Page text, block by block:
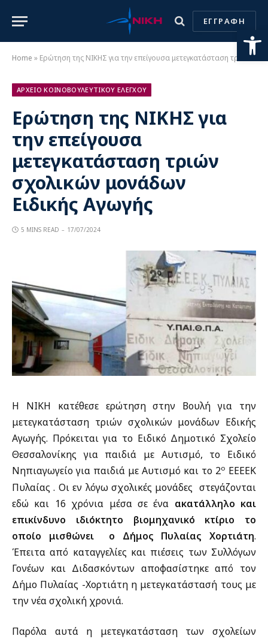
ΕΓΓΡΑΦΗ
Home » Ερώτηση της ΝΙΚΗΣ για την επείγουσα μετεγκατάσταση τριών σχολικών μονάδων Ειδικής Αγωγής
ΑΡΧΕΙΟ ΚΟΙΝΟΒΟΥΛΕΥΤΙΚΟΥ ΕΛΕΓΧΟΥ
Ερώτηση της ΝΙΚΗΣ για
την επείγουσα
μετεγκατάσταση τριών
σχολικών μονάδων
Ειδικής Αγωγής
5 MINS READ 17/07/2024
Η ΝΙΚΗ κατέθεσε ερώτηση στην Βουλή για την
μετεγκατάσταση τριών σχολικών μονάδων Εδικής
Αγωγής. Πρόκειται για το Ειδικό Δημοτικό Σχολείο
Θεσσαλονίκης για παιδιά με Αυτισμό, το Ειδικό
Νηπιαγωγείο για παιδιά με Αυτισμό και το 2ο ΕΕΕΕΚ
Πυλαίας . Οι εν λόγω σχολικές μονάδες στεγάζονται
εδώ και 16 χρόνια μέσα σε ένα ακατάλληλο και
επικίνδυνο
ιδιόκτητο βιομηχανικό κτίριο το
οποίο μισθώνει ο Δήμος Πυλαίας Χορτιάτη.
Έπειτα από καταγγελίες και πιέσεις των Συλλόγων
Γονέων και Διδασκόντων αποφασίστηκε από τον
Δήμο Πυλαίας -Χορτιάτη η μετεγκατάστασή τους με
την νέα σχολική χρονιά.
Παρόλα αυτά η μετεγκατάσταση των σχολείων